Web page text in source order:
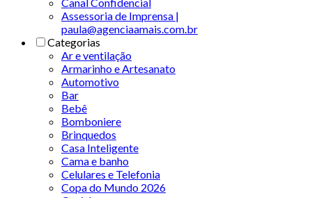
Assessoria de Imprensa |
paula@agenciaamais.com.br
Categorias
Ar e ventilação
Armarinho e Artesanato
Automotivo
Bar
Bebê
Bomboniere
Brinquedos
Casa Inteligente
Cama e banho
Celulares e Telefonia
Copa do Mundo 2026